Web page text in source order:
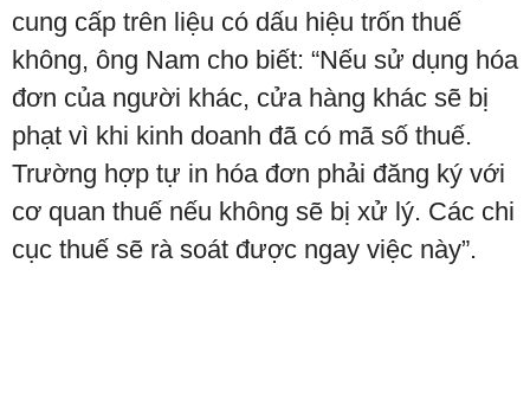
cung cấp trên liệu có dấu hiệu trốn thuế
không, ông Nam cho biết: “Nếu sử dụng hóa
đơn của người khác, cửa hàng khác sẽ bị
phạt vì khi kinh doanh đã có mã số thuế.
Trường hợp tự in hóa đơn phải đăng ký với
cơ quan thuế nếu không sẽ bị xử lý. Các chi
cục thuế sẽ rà soát được ngay việc này”.